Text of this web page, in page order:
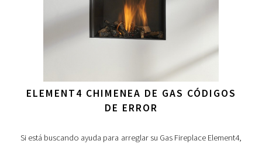
ELEMENT4 CHIMENEA DE GAS CÓDIGOS
DE ERROR
Si está buscando ayuda para arreglar su Gas Fireplace Element4,